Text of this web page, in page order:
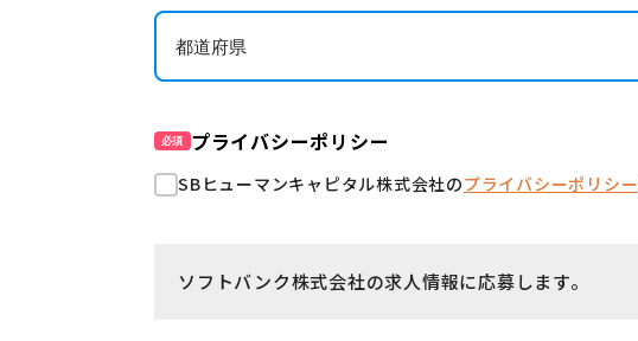
必須 プライバシーポリシー
SBヒューマンキャピタル株式会社のプライバシーポリシー
ソフトバンク株式会社の求人情報に応募します。